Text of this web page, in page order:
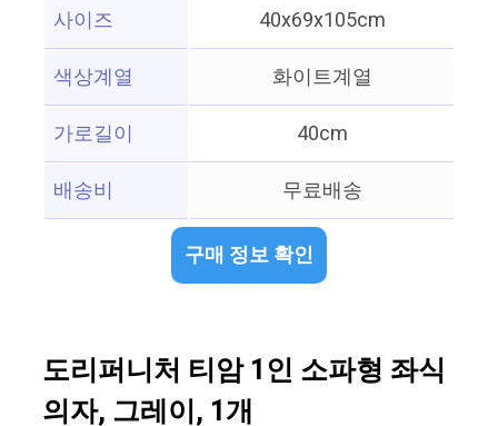
사이즈
40x69x105cm
색상계열
화이트계열
가로길이
40cm
배송비
무료배송
구매 정보 확인
도리퍼니처 티암 1인 소파형 좌식
의자, 그레이, 1개